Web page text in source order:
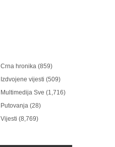
Crna hronika (859)
Izdvojene vijesti (509)
Multimedija Sve (1,716)
Putovanja (28)
Vijesti (8,769)